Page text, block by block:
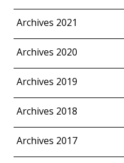
Archives 2021
Archives 2020
Archives 2019
Archives 2018
Archives 2017